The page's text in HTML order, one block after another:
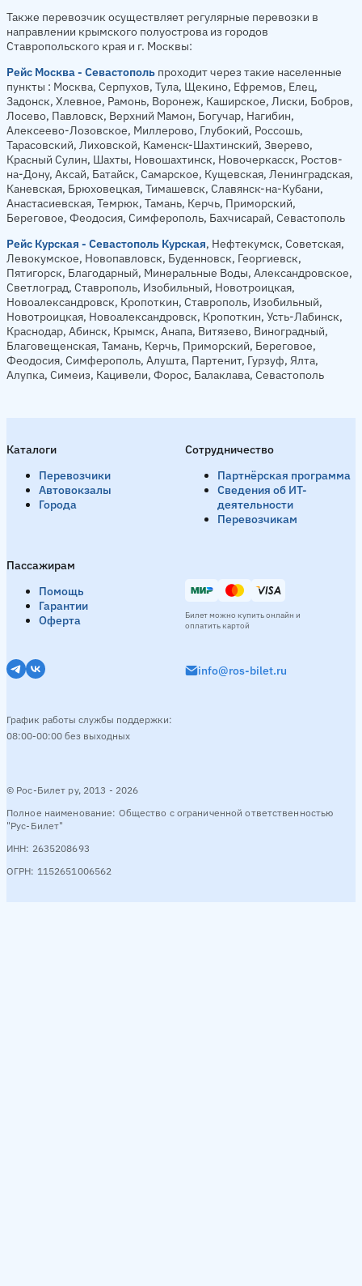
Также перевозчик осуществляет регулярные перевозки в
направлении крымского полуострова из городов
Ставропольского края и г. Москвы:
Рейс Москва - Севастополь проходит через такие населенные
пункты : Москва, Серпухов, Тула, Щекино, Ефремов, Елец,
Задонск, Хлевное, Рамонь, Воронеж, Каширское, Лиски, Бобров,
Лосево, Павловск, Верхний Мамон, Богучар, Нагибин,
Алексеево-Лозовское, Миллерово, Глубокий, Россошь,
Тарасовский, Лиховской, Каменск-Шахтинский, Зверево,
Красный Сулин, Шахты, Новошахтинск, Новочеркасск, Ростов-
на-Дону, Аксай, Батайск, Самарское, Кущевская, Ленинградская,
Каневская, Брюховецкая, Тимашевск, Славянск-на-Кубани,
Анастасиевская, Темрюк, Тамань, Керчь, Приморский,
Береговое, Феодосия, Симферополь, Бахчисарай, Севастополь
Рейс Курская - Севастополь Курская, Нефтекумск, Советская,
Левокумское, Новопавловск, Буденновск, Георгиевск,
Пятигорск, Благодарный, Минеральные Воды, Александровское,
Светлоград, Ставрополь, Изобильный, Новотроицкая,
Новоалександровск, Кропоткин, Ставрополь, Изобильный,
Новотроицкая, Новоалександровск, Кропоткин, Усть-Лабинск,
Краснодар, Абинск, Крымск, Анапа, Витязево, Виноградный,
Благовещенская, Тамань, Керчь, Приморский, Береговое,
Феодосия, Симферополь, Алушта, Партенит, Гурзуф, Ялта,
Алупка, Симеиз, Кацивели, Форос, Балаклава, Севастополь
Каталоги
Перевозчики
Автовокзалы
Города
Пассажирам
Помощь
Гарантии
Оферта
Сотрудничество
Партнёрская программа
Сведения об ИТ-
деятельности
Перевозчикам
© Рос-Билет ру, 2013 - 2026
Полное наименование: Общество с ограниченной ответственностью
"Рус-Билет"
ИНН: 2635208693
ОГРН: 1152651006562
info@ros-bilet.ru
График работы службы поддержки:
08:00-00:00 без выходных
Билет можно купить онлайн и
оплатить картой